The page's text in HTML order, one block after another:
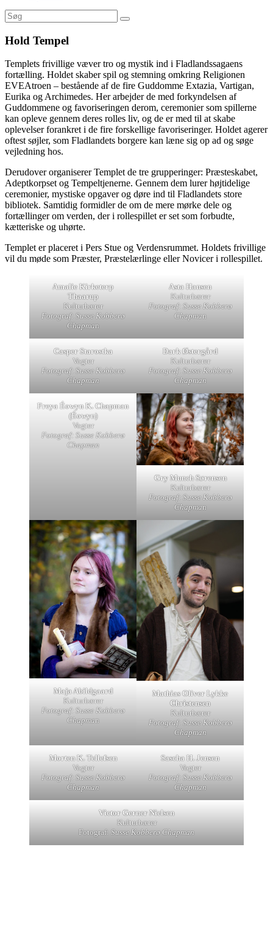
Hold Tempel
Templets frivillige væver tro og mystik ind i Fladlandssagaens
fortælling. Holdet skaber spil og stemning omkring Religionen
EVEAtroen – bestående af de fire Guddomme Extazia, Vartigan,
Eurika og Archimedes. Her arbejder de med forkyndelsen af
Guddommene og favoriseringen derom, ceremonier som spillerne
kan opleve gennem deres rolles liv, og de er med til at skabe
oplevelser forankret i de fire forskellige favoriseringer. Holdet agerer
oftest søjler, som Fladlandets borgere kan læne sig op ad og søge
vejledning hos.
Derudover organiserer Templet de tre grupperinger: Præsteskabet,
Adeptkorpset og Tempeltjenerne. Gennem dem lurer højtidelige
ceremonier, mystiske opgaver og døre ind til Fladlandets store
bibliotek. Samtidig formidler de om de mere mørke dele og
fortællinger om verden, der i rollespillet er set som forbudte,
kætteriske og uhørte.
Templet er placeret i Pers Stue og Verdensrummet. Holdets frivillige
vil du møde som Præster, Præstelærlinge eller Novicer i rollespillet.
Amalie Kirketerp
Thaarup
Kulturbærer
Fotograf: Susse Kobberø
Chapman
Asta Hansen
Kulturbærer
Fotograf: Susse Kobberø
Chapman
Casper Starostka
Vogter
Fotograf: Susse Kobberø
Chapman
Dark Østergård
Kulturbærer
Fotograf: Susse Kobberø
Chapman
Freya Éowyn K. Chapman
(Éowyn)
Vogter
Fotograf: Susse Kobberø
Chapman
Gry Munch Sørensen
Kulturbærer
Fotograf: Susse Kobberø
Chapman
Maja Abildgaard
Kulturbærer
Fotograf: Susse Kobberø
Chapman
Mathias Oliver Lykke
Christensen
Kulturbærer
Fotograf: Susse Kobberø
Chapman
Morten K. Tellefsen
Vogter
Fotograf: Susse Kobberø
Chapman
Sascha H. Jensen
Vogter
Fotograf: Susse Kobberø
Chapman
Victor Gerner Nielsen
Kulturbærer
Fotograf:Susse Kobberø Chapman